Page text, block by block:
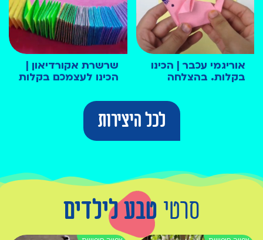
אוריגמי עכבר | הכינו
בקלות. בהצלחה
שרשרת אקורדיאון |
הכינו לעצמכם בקלות
לכל היצירות
סרטי טבע לילדים